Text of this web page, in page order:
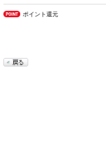
ポイント還元